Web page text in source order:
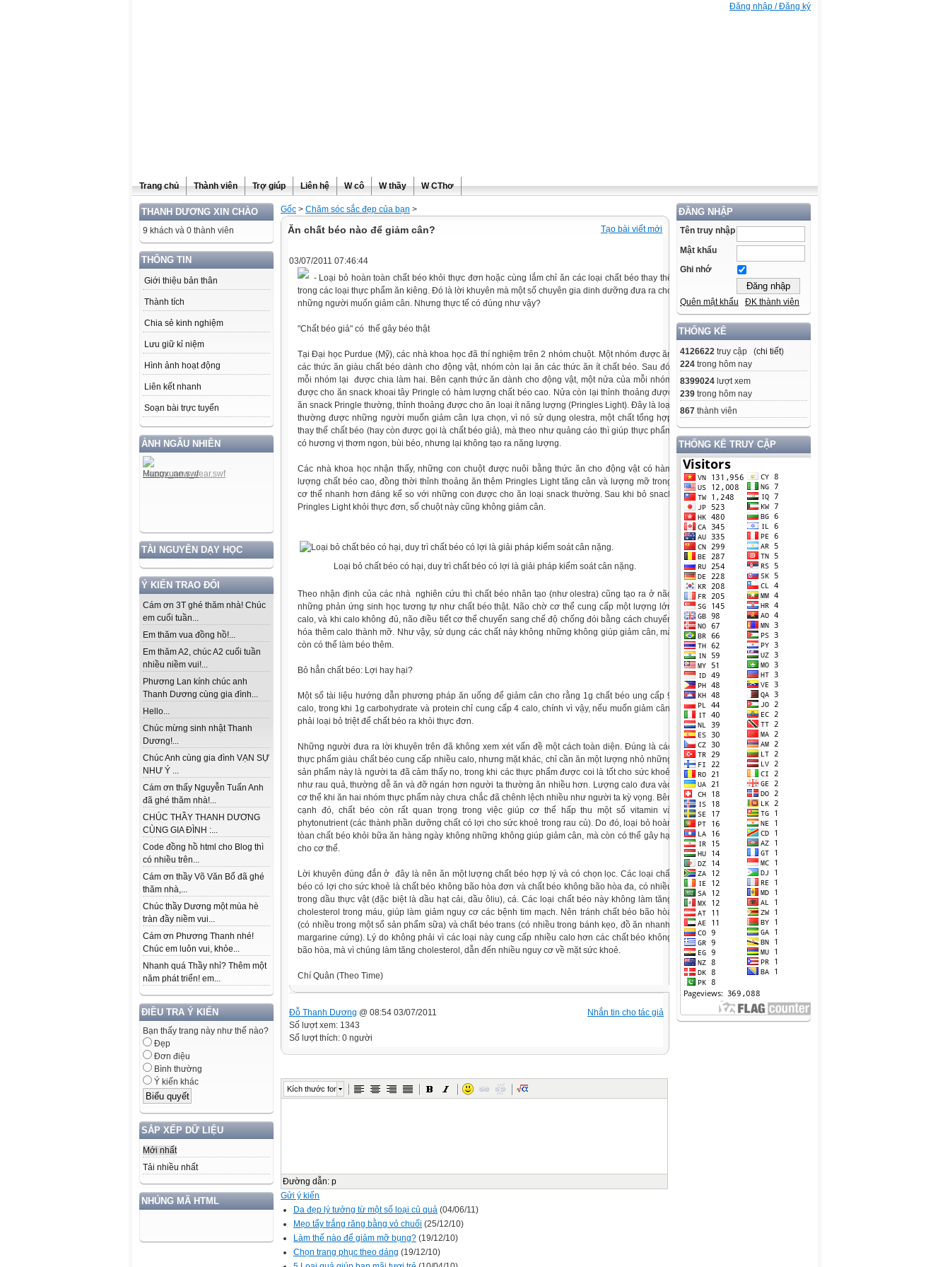
Đăng nhập / Đăng ký
Trang chủ Thành viên Trợ giúp Liên hệ W cô W thầy W CThơ
THANH DƯƠNG XIN CHÀO
9 khách và 0 thành viên
THÔNG TIN
Giới thiệu bản thân
Thành tích
Chia sẻ kinh nghiệm
Lưu giữ kỉ niệm
Hình ảnh hoạt động
Liên kết nhanh
Soạn bài trực tuyến
ẢNH NGẪU NHIÊN
TÀI NGUYÊN DẠY HỌC
Ý KIẾN TRAO ĐỔI
Cám ơn 3T ghé thăm nhà! Chúc
em cuối tuần...
Em thăm vua đồng hồ!...
Em thăm A2, chúc A2 cuối tuần
nhiều niềm vui!...
Phương Lan kính chúc anh
Thanh Dương cùng gia đình...
Hello...
Chúc mừng sinh nhật Thanh
Dương!...
Chúc Anh cùng gia đình VẠN SỰ
NHƯ Ý ...
Cám ơn thấy Nguyễn Tuấn Anh
đã ghé thăm nhà!...
CHÚC THẦY THANH DƯƠNG
CÙNG GIA ĐÌNH :...
Code đồng hồ html cho Blog thì
có nhiều trên...
Cám ơn thầy Võ Văn Bổ đã ghé
thăm nhà,...
Chúc thầy Dương một mùa hè
tràn đầy niềm vui...
Cám ơn Phương Thanh nhé!
Chúc em luôn vui, khỏe...
Nhanh quá Thầy nhỉ? Thêm một
năm phát triển! em...
ĐIỀU TRA Ý KIẾN
Bạn thấy trang này như thế nào?
Đẹp
Đơn điệu
Bình thường
Ý kiến khác
SẮP XẾP DỮ LIỆU
Mới nhất
Tải nhiều nhất
NHÚNG MÃ HTML
ĐĂNG NHẬP
Tên truy nhập
Mật khẩu
Ghi nhớ
Quên mật khẩu ĐK thành viên
THỐNG KÊ
4126622 truy cập (chi tiết)
224 trong hôm nay
8399024 lượt xem
239 trong hôm nay
867 thành viên
THỐNG KÊ TRUY CẬP
Gốc > Chăm sóc sắc đẹp của bạn >
Tạo bài viết mới
Ăn chất béo nào để giảm cân?
03/07/2011 07:46:44
- Loại bỏ hoàn toàn chất béo khỏi thực đơn hoặc cùng lắm chỉ ăn các loại chất béo thay thế
trong các loại thực phẩm ăn kiêng. Đó là lời khuyên mà một số chuyên gia dinh dưỡng đưa ra cho
những người muốn giảm cân. Nhưng thực tế có đúng như vậy?
"Chất béo giả" có thể gây béo thật
Tại Đại học Purdue (Mỹ), các nhà khoa học đã thí nghiệm trên 2 nhóm chuột. Một nhóm được ăn
các thức ăn giàu chất béo dành cho động vật, nhóm còn lại ăn các thức ăn ít chất béo. Sau đó,
mỗi nhóm lại được chia làm hai. Bên cạnh thức ăn dành cho động vật, một nửa của mỗi nhóm
được cho ăn snack khoai tây Pringle có hàm lượng chất béo cao. Nửa còn lại thỉnh thoảng được
ăn snack Pringle thường, thỉnh thoảng được cho ăn loại ít năng lượng (Pringles Light). Đây là loại
thường được những người muốn giảm cân lựa chọn, vì nó sử dụng olestra, một chất tổng hợp
thay thế chất béo (hay còn được gọi là chất béo giả), mà theo như quảng cáo thì giúp thực phẩm
có hương vị thơm ngon, bùi béo, nhưng lại không tạo ra năng lượng.
Các nhà khoa học nhận thấy, những con chuột được nuôi bằng thức ăn cho động vật có hàm
lượng chất béo cao, đồng thời thỉnh thoảng ăn thêm Pringles Light tăng cân và lượng mỡ trong
cơ thể nhanh hơn đáng kể so với những con được cho ăn loại snack thường. Sau khi bỏ snack
Pringles Light khỏi thực đơn, số chuột này cũng không giảm cân.
Loại bỏ chất béo có hại, duy trì chất béo có lợi là giải pháp kiểm soát cân nặng.
Theo nhận định của các nhà nghiên cứu thì chất béo nhân tạo (như olestra) cũng tạo ra ở não
những phản ứng sinh học tương tự như chất béo thật. Não chờ cơ thể cung cấp một lượng lớn
calo, và khi calo không đủ, não điều tiết cơ thể chuyển sang chế độ chống đói bằng cách chuyển
hóa thêm calo thành mỡ. Như vậy, sử dụng các chất này không những không giúp giảm cân, mà
còn có thể làm béo thêm.
Bỏ hẳn chất béo: Lợi hay hại?
Một số tài liệu hướng dẫn phương pháp ăn uống để giảm cân cho rằng 1g chất béo ung cấp 9
calo, trong khi 1g carbohydrate và protein chỉ cung cấp 4 calo, chính vì vậy, nếu muốn giảm cân,
phải loại bỏ triệt để chất béo ra khỏi thực đơn.
Những người đưa ra lời khuyên trên đã không xem xét vấn đề một cách toàn diện. Đúng là các
thực phẩm giàu chất béo cung cấp nhiều calo, nhưng mặt khác, chỉ cần ăn một lượng nhỏ những
sản phẩm này là người ta đã cảm thấy no, trong khi các thực phẩm được coi là tốt cho sức khoẻ,
như rau quả, thường dễ ăn và đỡ ngán hơn người ta thường ăn nhiều hơn. Lượng calo đưa vào
cơ thể khi ăn hai nhóm thực phẩm này chưa chắc đã chênh lệch nhiều như người ta kỳ vọng. Bên
cạnh đó, chất béo còn rất quan trọng trong việc giúp cơ thể hấp thu một số vitamin và
phytonutrient (các thành phần dưỡng chất có lợi cho sức khoẻ trong rau củ). Do đó, loại bỏ hoàn
tòan chất béo khỏi bữa ăn hàng ngày không những không giúp giảm cân, mà còn có thể gây hại
cho cơ thể.
Lời khuyên đúng đắn ở đây là nên ăn một lượng chất béo hợp lý và có chọn lọc. Các loại chất
béo có lợi cho sức khoẻ là chất béo không bão hòa đơn và chất béo không bão hòa đa, có nhiều
trong dầu thực vật (đặc biệt là dầu hạt cải, dầu ôliu), cá. Các loại chất béo này không làm tăng
cholesterol trong máu, giúp làm giảm nguy cơ các bệnhtim mạch. Nên tránh chất béo bão hòa
(có nhiều trong một số sản phẩm sữa) và chất béo trans (có nhiều trong bánh kẹo, đồ ăn nhanh,
margarine cứng). Lý do không phải vì các loại này cung cấp nhiều calo hơn các chất béo không
bão hòa, mà vì chúng làm tăng cholesterol, dẫn đến nhiều nguy cơ về mặt sức khoẻ.
Chí Quân (Theo Time)
Nhắn tin cho tác giả
Đỗ Thanh Dương @ 08:54 03/07/2011
Số lượt xem: 1343
Số lượt thích: 0 người
Kích thước font
Đường dẫn: p
Gửi ý kiến
Da đẹp lý tưởng từ một số loại củ quả (04/06/11)
Mẹo tẩy trắng răng bằng vỏ chuối (25/12/10)
Làm thế nào để giảm mỡ bụng? (19/12/10)
Chọn trang phục theo dáng (19/12/10)